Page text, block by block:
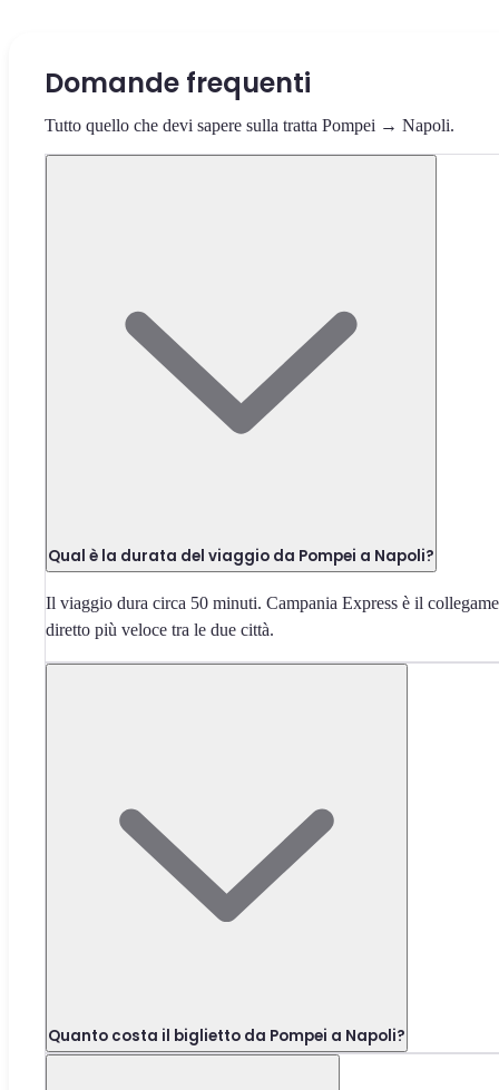
Domande frequenti
Tutto quello che devi sapere sulla tratta Pompei → Napoli.
Qual è la durata del viaggio da Pompei a Napoli?
Il viaggio dura circa 50 minuti. Campania Express è il
diretto più veloce tra le due città.
Quanto costa il biglietto da Pompei a Napoli?